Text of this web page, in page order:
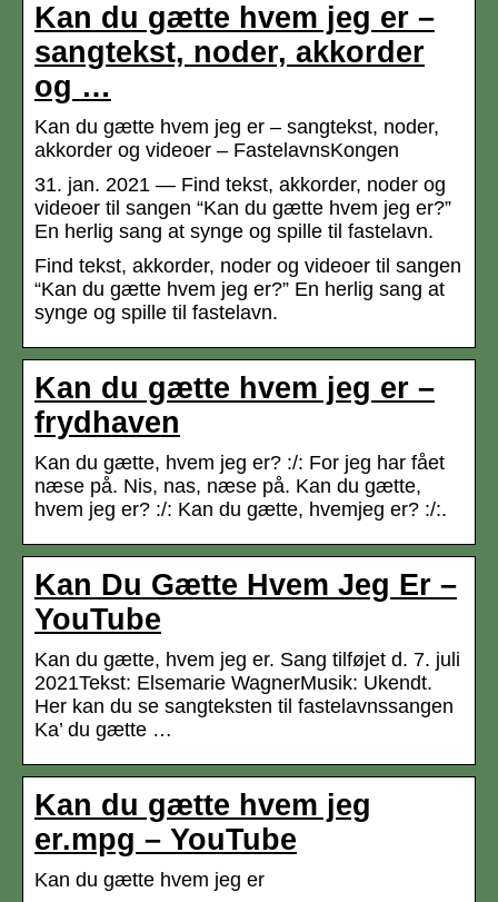
Kan du gætte hvem jeg er –
sangtekst, noder, akkorder
og …
Kan du gætte hvem jeg er – sangtekst, noder,
akkorder og videoer – FastelavnsKongen
31. jan. 2021 — Find tekst, akkorder, noder og
videoer til sangen “Kan du gætte hvem jeg er?”
En herlig sang at synge og spille til fastelavn.
Find tekst, akkorder, noder og videoer til sangen
“Kan du gætte hvem jeg er?” En herlig sang at
synge og spille til fastelavn.
Kan du gætte hvem jeg er –
frydhaven
Kan du gætte, hvem jeg er? :/: For jeg har fået
næse på. Nis, nas, næse på. Kan du gætte,
hvem jeg er? :/: Kan du gætte, hvemjeg er? :/:.
Kan Du Gætte Hvem Jeg Er –
YouTube
Kan du gætte, hvem jeg er. Sang tilføjet d. 7. juli
2021Tekst: Elsemarie WagnerMusik: Ukendt.
Her kan du se sangteksten til fastelavnssangen
Ka’ du gætte …
Kan du gætte hvem jeg
er.mpg – YouTube
Kan du gætte hvem jeg er